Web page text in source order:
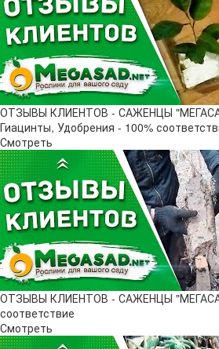
ОТЗЫВЫ КЛИЕНТОВ - САЖЕНЦЫ
Гиацинты, Удобрения - 100%
Смотреть
ОТЗЫВЫ КЛИЕНТОВ - САЖЕНЦЫ
соответствие
Смотреть